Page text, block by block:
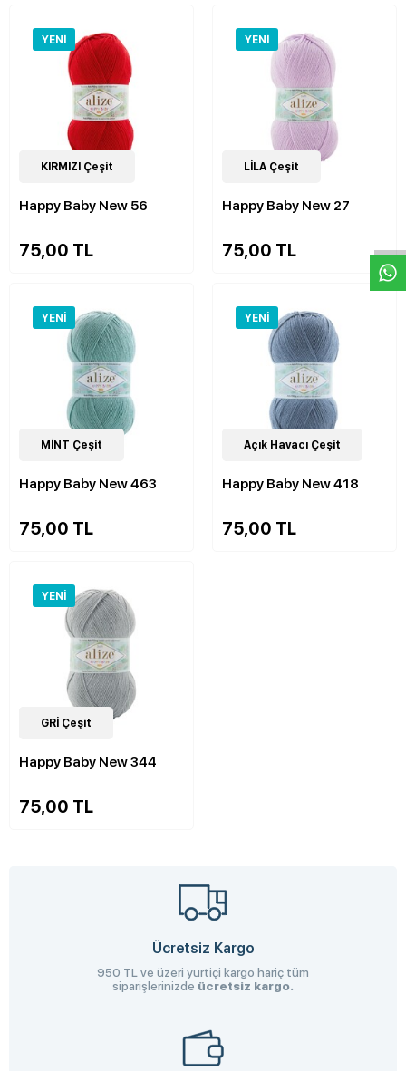
YENI
22Çeşit
KIRMIZI Çeşit
Happy Baby New 56
75,00 TL
YENI
22Çeşit
LİLA Çeşit
Happy Baby New 27
75,00 TL
YENI
20 Çeşit
MİNT Çeşit
Happy Baby New 463
75,00 TL
YENI
22Çeşit
Açık Havacı Çeşit
Happy Baby New 418
75,00 TL
YENI
22Çeşit
GRİ Çeşit
Happy Baby New 344
75,00 TL
Ücretsiz Kargo
950 TL ve üzeri yurtiçi kargo hariç tüm
siparişlerinizde ücretsiz kargo.